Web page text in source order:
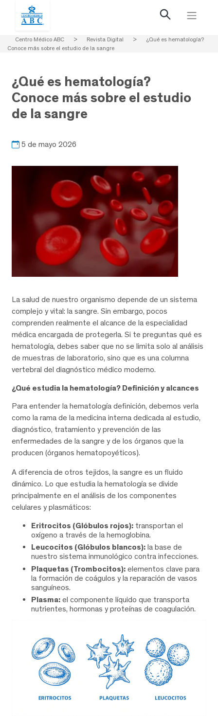
Centro Médico ABC > Revista Digital >
¿Qué es hematología?
Conoce más sobre el estudio de la sangre
¿Qué es hematología?
Conoce más sobre el estudio
de la sangre
5 de mayo 2026
La salud de nuestro organismo depende de un sistema
complejo y vital: la sangre. Sin embargo, pocos
comprenden realmente el alcance de la especialidad
médica encargada de protegerla. Si te preguntas qué es
hematología, debes saber que no se limita solo al análisis
de muestras de laboratorio, sino que es una columna
vertebral del diagnóstico médico moderno.
¿Qué estudia la hematología? Definición y alcances
Para entender la hematología definición, debemos verla
como la rama de la medicina interna dedicada al estudio,
diagnóstico, tratamiento y prevención de las
enfermedades de la sangre y de los órganos que la
producen (órganos hematopoyéticos).
A diferencia de otros tejidos, la sangre es un fluido
dinámico. Lo que estudia la hematología se divide
principalmente en el análisis de los componentes
celulares y plasmáticos:
Eritrocitos (Glóbulos rojos): transportan el
oxígeno a través de la hemoglobina.
Leucocitos (Glóbulos blancos): la base de
nuestro sistema inmunológico contra infecciones.
Plaquetas (Trombocitos): elementos clave para
la formación de coágulos y la reparación de vasos
sanguíneos.
Plasma: el componente líquido que transporta
nutrientes, hormonas y proteínas de coagulación.